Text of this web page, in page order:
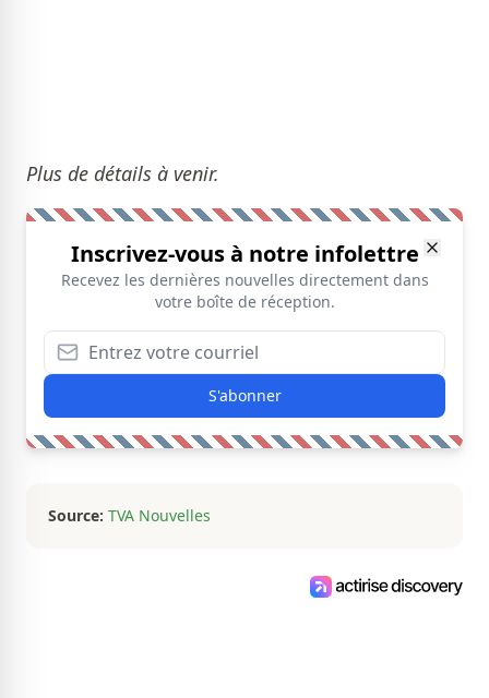
Plus de détails à venir.
Inscrivez-vous à notre infolettre
Recevez les dernières nouvelles directement dans
votre boîte de réception.
S'abonner
Source: TVA Nouvelles